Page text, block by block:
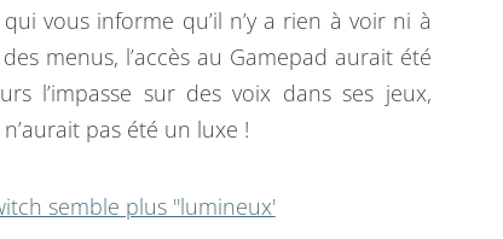
vous informe qu’il n’y a rien à voir ni à
menus, l’accès au Gamepad aurait été
l’impasse sur des voix dans ses jeux,
pas été un luxe !